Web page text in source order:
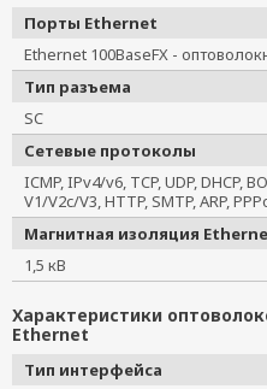
Порты Ethernet
Ethernet 100BaseFX -
Тип разъема
SC
Сетевые протоколы
ICMP, IPv4/v6, TCP, UDP, DHCP,
V1/V2c/V3, HTTP, SMTP, ARP,
Магнитная изоляция
1,5 кВ
Характеристики
Ethernet
Тип интерфейса